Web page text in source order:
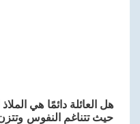
هل العائلة دائمًا هي
حيث تتناغم النفوس